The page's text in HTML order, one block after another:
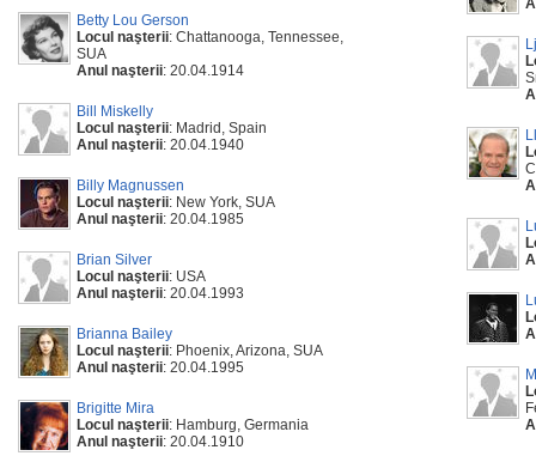
Betty Lou Gerson
Locul naşterii: Chattanooga, Tennessee,
SUA
Anul naşterii: 20.04.1914
Bill Miskelly
Locul naşterii: Madrid, Spain
Anul naşterii: 20.04.1940
Billy Magnussen
Locul naşterii: New York, SUA
Anul naşterii: 20.04.1985
Brian Silver
Locul naşterii: USA
Anul naşterii: 20.04.1993
Brianna Bailey
Locul naşterii: Phoenix, Arizona, SUA
Anul naşterii: 20.04.1995
Brigitte Mira
Locul naşterii: Hamburg, Germania
Anul naşterii: 20.04.1910